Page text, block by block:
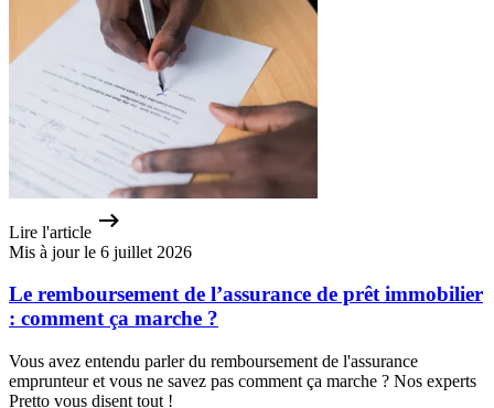
Lire l'article
Mis à jour le 6 juillet 2026
Le remboursement de l’assurance de prêt immobilier
: comment ça marche ?
Vous avez entendu parler du remboursement de l'assurance
emprunteur et vous ne savez pas comment ça marche ? Nos experts
Pretto vous disent tout !